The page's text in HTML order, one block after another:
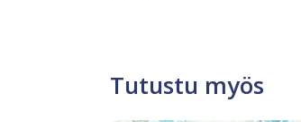
Tutustu myös